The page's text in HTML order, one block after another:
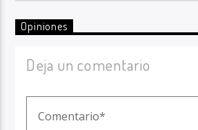
Opiniones
Deja un comentario